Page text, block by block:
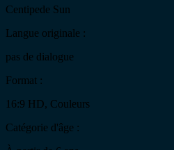
Centipede Sun
Langue originale :
pas de dialogue
Format :
16:9 HD, Couleurs
Catégorie d'âge :